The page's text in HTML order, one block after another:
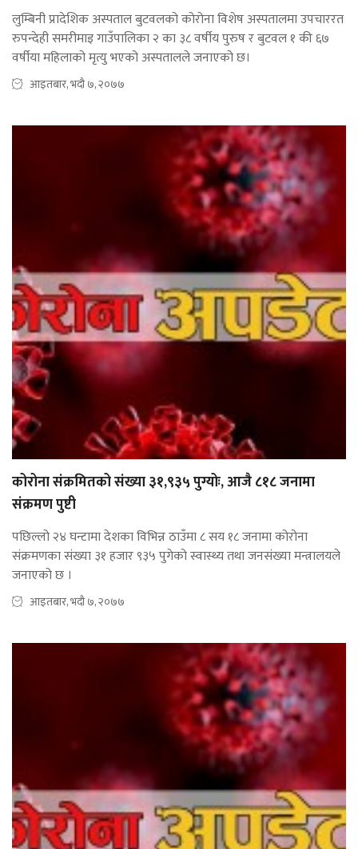
लुम्बिनी प्रादेशिक अस्पताल बुटवलको कोरोना विशेष अस्पतालमा उपचाररत
रुपन्देही समरीमाइ गाउँपालिका २ का ३८ वर्षीय पुरुष र बुटवल १ की ६७
वर्षीया महिलाको मृत्यु भएको अस्पतालले जनाएको छ।
आइतबार, भदौ ७, २०७७
कोरोना संक्रमितको संख्या ३१,९३५ पुग्योः, आजै ८१८ जनामा
संक्रमण पुष्टी
पछिल्लो २४ घन्टामा देशका विभिन्न ठाउँमा ८ सय १८ जनामा कोरोना
संक्रमणका संख्या ३१ हजार ९३५ पुगेको स्वास्थ्य तथा जनसंख्या मन्त्रालयले
जनाएको छ ।
आइतबार, भदौ ७, २०७७